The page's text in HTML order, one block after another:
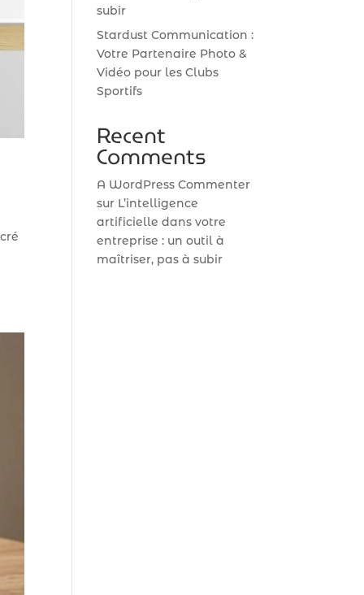
subir
Stardust Communication :
Votre Partenaire Photo &
Vidéo pour les Clubs
Sportifs
Recent
Comments
A WordPress Commenter
sur L’intelligence
artificielle dans votre
entreprise : un outil à
maîtriser, pas à subir